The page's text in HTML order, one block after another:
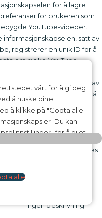
vårt for å gi deg
å huske dine
å klikke på "Godta alle"
Du kan
for å gi et
alle
for å lagre
for brukeren som
YouTube-videoer.
informasjonskapselen, satt av
registrerer en unik ID for å
om hvilke YouTube-
informasjonskapselen, satt av
registrerer en unik ID for å
brukeren har sett.
er de som analyseres
Ingen beskrivning